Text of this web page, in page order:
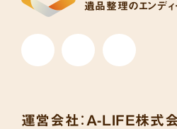
遺品整理のエンディ
運営会社： A-LIFE株式